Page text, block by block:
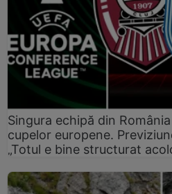
Singura echipă din
cupelor europene.
„Totul e bine structurat